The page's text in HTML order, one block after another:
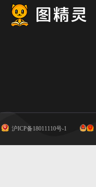
沪ICP备18011110号-1